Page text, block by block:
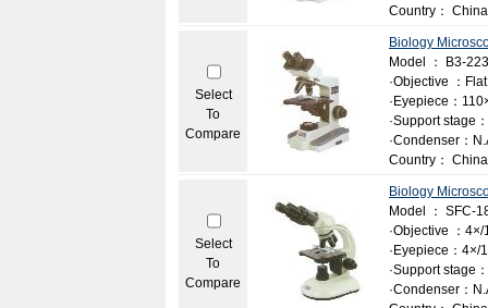
Country： China
Select
To
Compare
Biology
Model ： B3-
·Objective ：
·Eyepiece：
·Support stage
·Condenser：
Country： China
Select
To
Compare
Biology
Model ： SFC-
·Objective ：
·Eyepiece：4×/
·Support stage
·Condenser：